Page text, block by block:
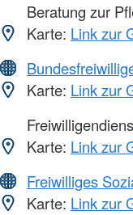
Beratung zur
Karte: Link zur
Karte: Link zur
Karte: Link zur
Freiwilliges
Karte: Link zur